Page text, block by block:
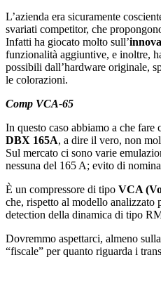
L’azienda era sicuramente
svariati competitor, che
Infatti ha giocato molto sull’
funzionalità aggiuntive, e inoltre,
possibili dall’hardware originale,
le colorazioni.
Comp VCA-65
In questo caso abbiamo a che fare
DBX 165A, a dire il vero, non
Sul mercato ci sono varie
nessuna del 165 A; evito di
È un compressore di tipo VCA
che, rispetto al modello analizzato
detection della dinamica di tipo
Dovremmo aspettarci, almeno
“fiscale” per quanto riguarda i